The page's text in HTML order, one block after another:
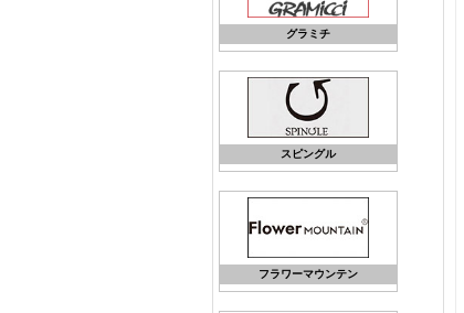
グラミチ
スピングル
フラワーマウンテン